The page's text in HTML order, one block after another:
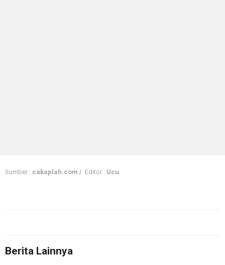
Sumber : cakaplah.com / Editor : Ucu
Berita Lainnya